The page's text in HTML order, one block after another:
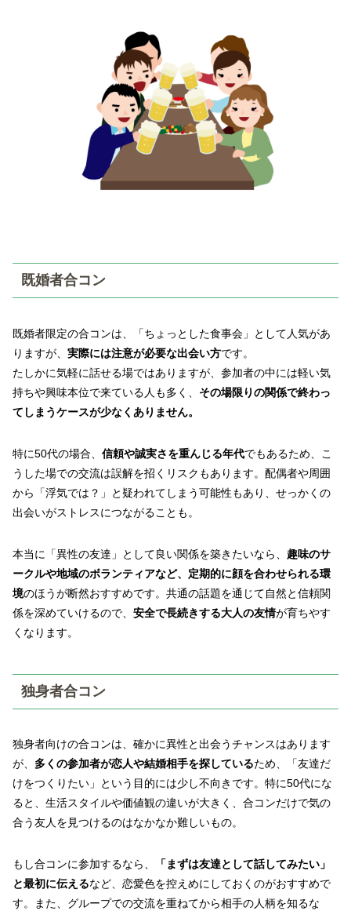
既婚者合コン
既婚者限定の合コンは、「ちょっとした食事会」として人気があ
りますが、 実際には注意が必要な出会い方です。
たしかに気軽に話せる場ではありますが、参加者の中には軽い気
持ちや興味本位で来ている人も多く、 その場限りの関係で終わっ
てしまうケースが少なくありません。
特に50代の場合、 信頼や誠実さを重んじる年代でもあるため、こ
うした場での交流は誤解を招くリスクもあります。配偶者や周囲
から「浮気では？」と疑われてしまう可能性もあり、せっかくの
出会いがストレスにつながることも。
本当に「異性の友達」として良い関係を築きたいなら、 趣味のサ
ークルや地域のボランティアなど、定期的に顔を合わせられる環
境のほうが断然おすすめです。共通の話題を通じて自然と信頼関
係を深めていけるので、 安全で長続きする大人の友情が育ちやす
くなります。
独身者合コン
独身者向けの合コンは、確かに異性と出会うチャンスはあります
が、 多くの参加者が恋人や結婚相手を探しているため、「友達だ
けをつくりたい」という目的には少し不向きです。特に50代にな
ると、生活スタイルや価値観の違いが大きく、合コンだけで気の
合う友人を見つけるのはなかなか難しいもの。
もし合コンに参加するなら、
「まずは友達として話してみたい」
と最初に伝えるなど、恋愛色を控えめにしておくのがおすすめで
す。また、グループでの交流を重ねてから相手の人柄を知るな